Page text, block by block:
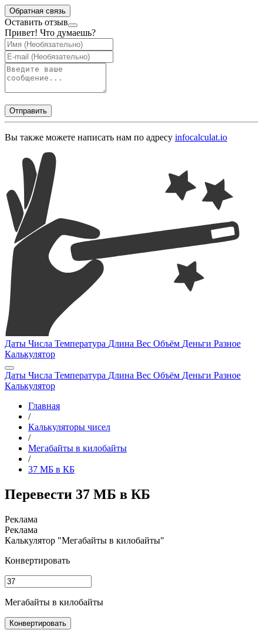
Обратная связь
Оставить отзыв
Привет! Что думаешь?
Отправить
Вы также можете написать нам по адресу infocalculat.io
Даты Числа Температура Длина Вес Объём Деньги Разное
Калькулятор
Даты Числа Температура Длина Вес Объём Деньги Разное
Калькулятор
Главная
/
Калькуляторы чисел
/
Мегабайты в килобайты
/
37 МБ в КБ
Перевести 37 МБ в КБ
Калькулятор "Мегабайты в килобайты"
Конвертировать
Мегабайты в килобайты
Конвертировать